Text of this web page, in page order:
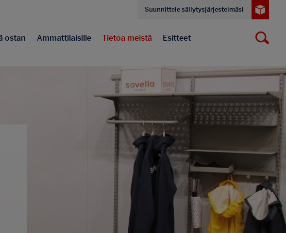
Suunnittele säilytysjärjestelmäsi
ostan Ammattilaisille Tietoa meistä Esitteet